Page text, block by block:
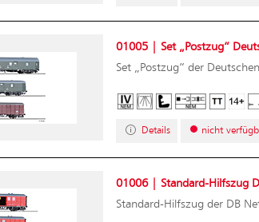
01005 | Set „Postzug“
Set „Postzug“ der
Details nicht
01006 | Standard-Hilfszug
Standard-Hilfszug der DB